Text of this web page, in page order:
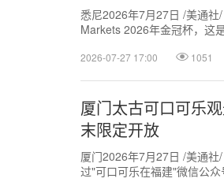
悉尼2026年7月27日 /美通
Markets 2026年金冠杯，这
2026-07-27 17:00 1051
厦门太古可口可乐
末限定开放
厦门2026年7月27日 /美通
过"可口可乐在福建"微信公